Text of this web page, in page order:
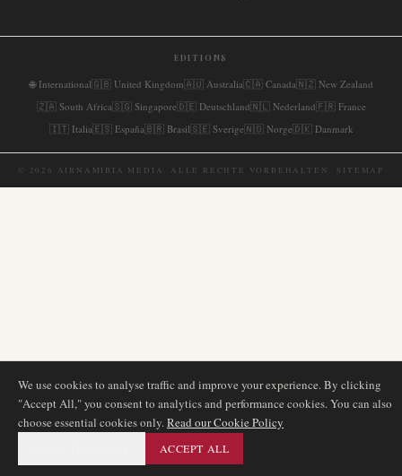
EDITIONS
🌐 International🇬🇧 United Kingdom🇦🇺 Australia🇨🇦 Canada🇳🇿 New Zealand
🇿🇦 South Africa🇸🇬 Singapore🇩🇪 Deutschland🇳🇱 Nederland🇫🇷 France
🇮🇹 Italia🇪🇸 España🇧🇷 Brasil🇸🇪 Sverige🇳🇴 Norge🇩🇰 Danmark
2026 AIRNAMIBIA MEDIA. ALLE RECHTE VORBEHALTEN. SITEMAP
We use cookies to analyse traffic and improve your experience. By clicking
"Accept All," you consent to analytics and performance cookies. You can also
choose essential cookies only.Read our Cookie Policy
ACCEPT ALL